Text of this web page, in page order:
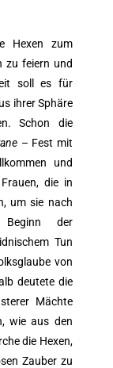
Hexen zum
zu feiern und
soll es für
ihrer Sphäre
Schon die
– Fest mit
und
die in
um sie nach
der
Tun
von
deutete die
Mächte
wie aus den
die Hexen,
Zauber zu